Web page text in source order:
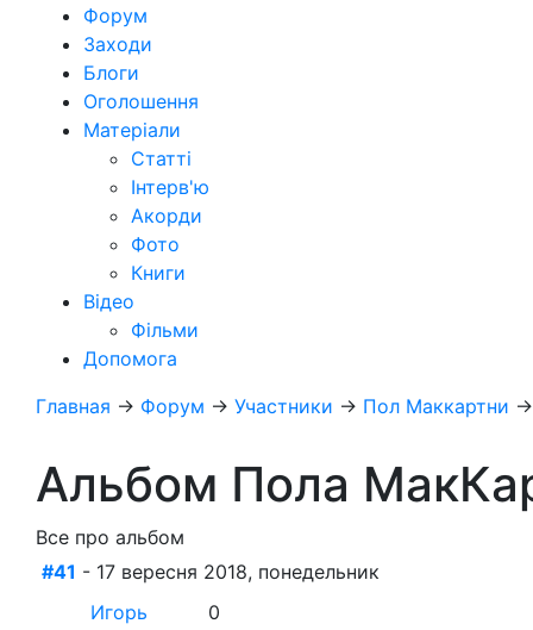
Форум
Заходи
Блоги
Оголошення
Матеріали
Статті
Інтерв'ю
Акорди
Фото
Книги
Відео
Фільми
Допомога
Главная → Форум → Участники → Пол Маккартни
Альбом Пола
Все про альбом
#41 - 17 вересня 2018, понедельник
Игорь
0